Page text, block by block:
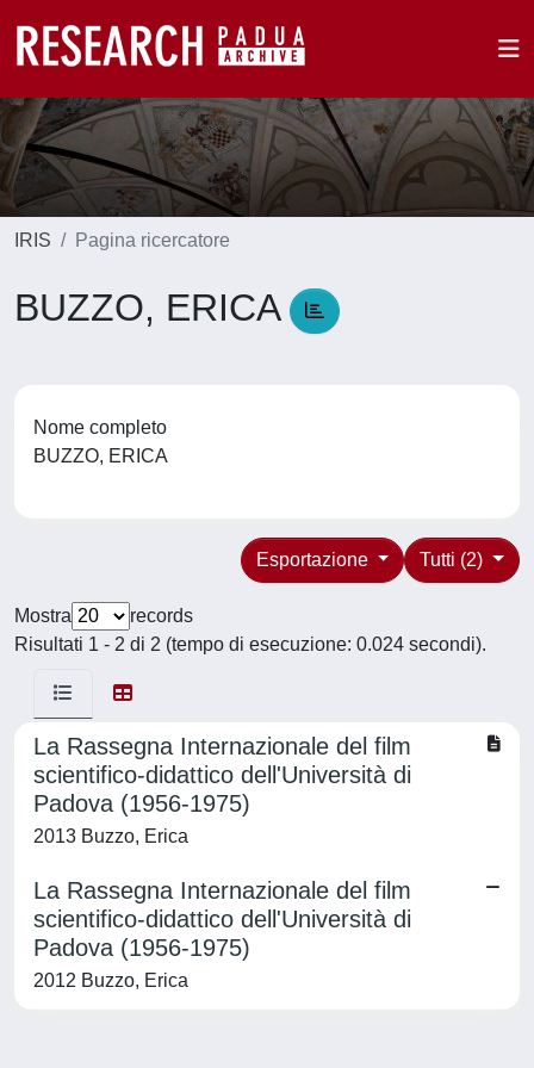
IRIS Pagina ricercatore
BUZZO, ERICA
Nome completo
BUZZO, ERICA
Tutti (2)
Esportazione
Mostra
records
Risultati 1 - 2 di 2 (tempo di esecuzione: 0.024 secondi).
La Rassegna Internazionale del film
scientifico-didattico dell'Università di
Padova (1956-1975)
2013 Buzzo, Erica
La Rassegna Internazionale del film
scientifico-didattico dell'Università di
Padova (1956-1975)
2012 Buzzo, Erica